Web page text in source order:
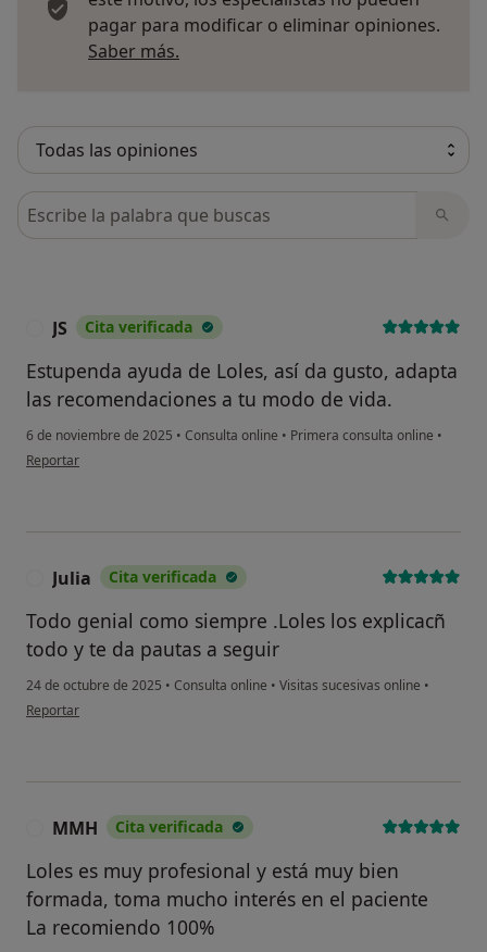
pagar para modificar o eliminar opiniones.
Saber más.
Busca en opiniones
JS Cita verificada
Estupenda ayuda de Loles, así da gusto, adapta
las recomendaciones a tu modo de vida.
6 de noviembre de 2025 • Consulta online • Primera consulta online •
en opinión del usuario JS
Reportar
Julia Cita verificada
Todo genial como siempre .Loles los explicacñ
todo y te da pautas a seguir
24 de octubre de 2025 • Consulta online • Visitas sucesivas online •
en opinión del usuario Julia
Reportar
MMH Cita verificada
Loles es muy profesional y está muy bien
formada, toma mucho interés en el paciente
La recomiendo 100%